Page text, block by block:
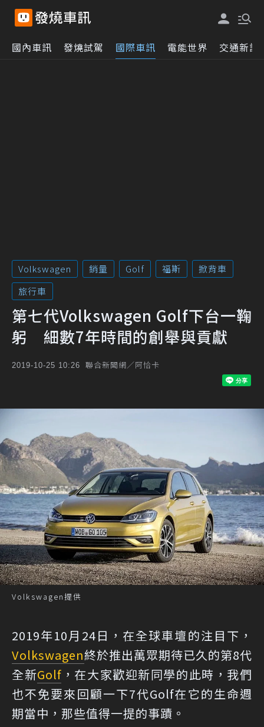
國內車訊 發燒試駕 國際車訊 電能世界 交通新訊
Volkswagen 銷量 Golf 福斯
掀背車
旅行車
第七代Volkswagen Golf下台一鞠
躬 細數7年時間的創舉與貢獻
2019-10-25 10:26 聯合新聞網／阿恰卡
Volkswagen提供
2019年10月24日，在全球車壇的注目下，
Volkswagen終於推出萬眾期待已久的第8代
全新Golf ，在大家歡迎新同學的此時，我們
也不免要來回顧一下7代Golf在它的生命週
期當中，那些值得一提的事蹟。